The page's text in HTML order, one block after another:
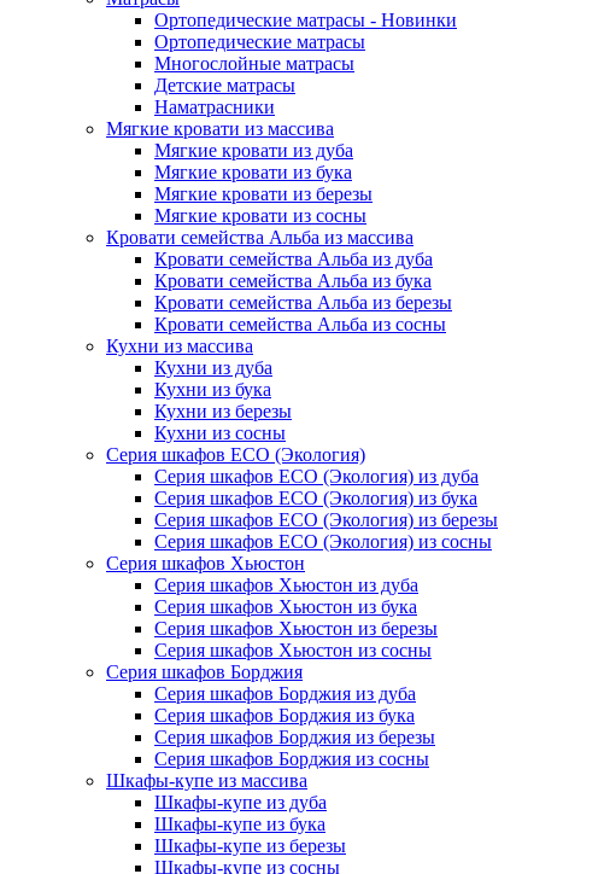
Ортопедические матрасы - Новинки
Ортопедические матрасы
Многослойные матрасы
Детские матрасы
Наматрасники
Мягкие кровати из массива
Мягкие кровати из дуба
Мягкие кровати из бука
Мягкие кровати из березы
Мягкие кровати из сосны
Кровати семейства Альба из массива
Кровати семейства Альба из дуба
Кровати семейства Альба из бука
Кровати семейства Альба из березы
Кровати семейства Альба из сосны
Кухни из массива
Кухни из дуба
Кухни из бука
Кухни из березы
Кухни из сосны
Серия шкафов ECO (Экология)
Серия шкафов ECO (Экология) из дуба
Серия шкафов ECO (Экология) из бука
Серия шкафов ECO (Экология) из березы
Серия шкафов ECO (Экология) из сосны
Серия шкафов Хьюстон
Серия шкафов Хьюстон из дуба
Серия шкафов Хьюстон из бука
Серия шкафов Хьюстон из березы
Серия шкафов Хьюстон из сосны
Серия шкафов Борджия
Серия шкафов Борджия из дуба
Серия шкафов Борджия из бука
Серия шкафов Борджия из березы
Серия шкафов Борджия из сосны
Шкафы-купе из массива
Шкафы-купе из дуба
Шкафы-купе из бука
Шкафы-купе из березы
Шкафы-купе из сосны